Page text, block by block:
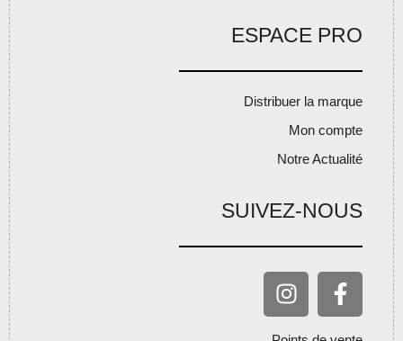
ESPACE PRO
Distribuer la marque
Mon compte
Notre Actualité
SUIVEZ-NOUS